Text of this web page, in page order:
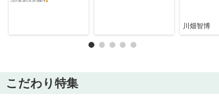
川畑智博
こだわり特集